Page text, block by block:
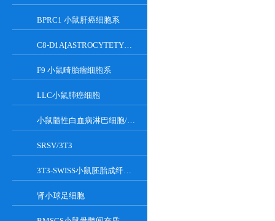
BPRC1 小鼠肝癌细胞系
C8-D1A[ASTROCYTETYPEICLONE]小鼠小脑细胞
F9 小鼠畸胎瘤细胞系
LLC小鼠肺癌细胞
小鼠髓性白血病淋巴细胞/小鼠白血病G-CSF依赖性细胞
SRSV/3T3
3T3-SWISS小鼠胚胎成纤维细胞
肾小球足细胞